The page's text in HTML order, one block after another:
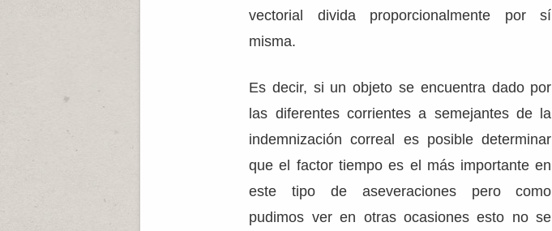
vectorial divida proporcionalmente por sí
misma.
Es decir, si un objeto se encuentra dado por
las diferentes corrientes a semejantes de la
indemnización correal es posible determinar
que el factor tiempo es el más importante en
este tipo de aseveraciones pero como
pudimos ver en otras ocasiones esto no se